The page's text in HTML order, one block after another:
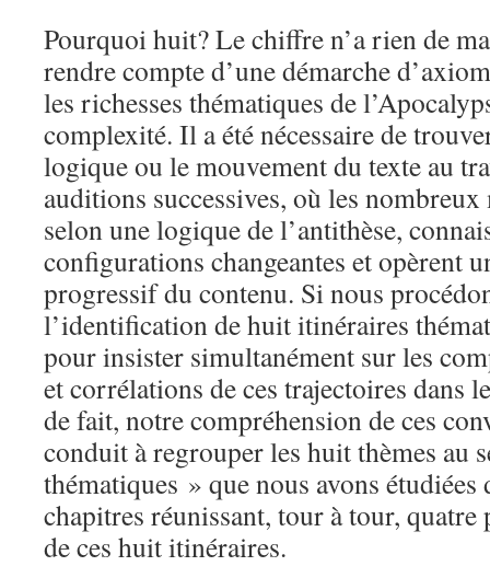
Pourquoi huit? Le chiffre n’a rien de
rendre compte d’une démarche
les richesses thématiques de
complexité. Il a été nécessaire de
logique ou le mouvement du texte au
auditions successives, où les
selon une logique de l’antithèse,
configurations changeantes et opèrent
progressif du contenu. Si nous
l’identification de huit itinéraires
pour insister simultanément sur les
et corrélations de ces trajectoires dans
de fait, notre compréhension de ces
conduit à regrouper les huit thèmes au
thématiques » que nous avons étudiées
chapitres réunissant, tour à tour,
de ces huit itinéraires.